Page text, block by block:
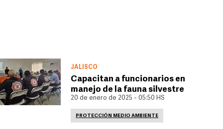
JALISCO
Capacitan a funcionarios en
manejo de la fauna silvestre
20 de enero de 2025 - 05:50 HS
PROTECCIÓN MEDIO AMBIENTE